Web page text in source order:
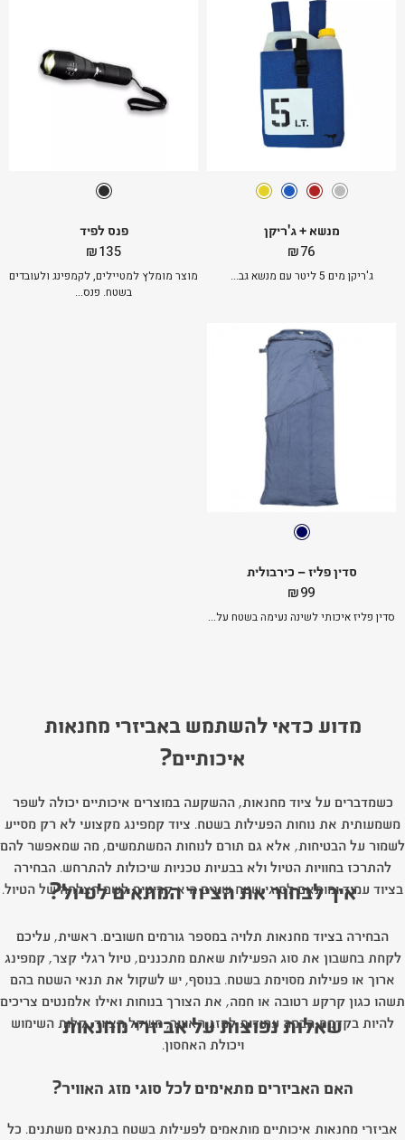
מנשא + ג'ריקן
₪76
ג'ריקן מים 5 ליטר עם מנשא גב...
פנס לפיד
₪135
מוצר מומלץ למטיילים, לקמפינג ולעובדים
בשטח. פנס...
סדין פליז – כירבולית
₪99
סדין פליז איכותי לשינה נעימה בשטח על...
מדוע כדאי להשתמש באביזרי מחנאות
איכותיים?
כשמדברים על ציוד מחנאות, ההשקעה במוצרים איכותיים יכולה לשפר
משמעותית את נוחות הפעילות בשטח. ציוד קמפינג מקצועי לא רק מסייע
לשמור על הבטיחות, אלא גם תורם לנוחות המשתמשים, מה שמאפשר להם
להתרכז בחוויות הטיול ולא בבעיות טכניות שיכולות להתרחש. הבחירה
בציוד עמיד ומותאם לסוגי שטח שונים היא קריטית לשם הצלחה של הטיול.
איך לבחור את הציוד המתאים לטיול?
הבחירה בציוד מחנאות תלויה במספר גורמים חשובים. ראשית, עליכם
לקחת בחשבון את סוג הפעילות שאתם מתכננים, טיול רגלי קצר, קמפינג
ארוך או פעילות מסוימת בשטח. בנוסף, יש לשקול את תנאי השטח בהם
תשהו כגון קרקע רטובה או חמה, את הצורך בנוחות ואילו אלמנטים צריכים
להיות בקדמת הבמה עמידות למזג האוויר, משקל הציוד, קלות השימוש
ויכולת האחסון.
שאלות נפוצות על אביזרי מחנאות
האם האביזרים מתאימים לכל סוגי מזג האוויר?
אביזרי מחנאות איכותיים מותאמים לפעילות בשטח בתנאים משתנים. כל